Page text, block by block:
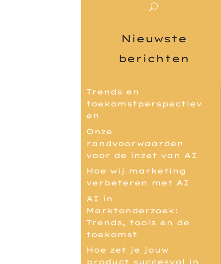
Nieuwste
berichten
Trends en
toekomstperspectiev
en
Onze
randvoorwaarden
voor de inzet van AI
Hoe wij marketing
verbeteren met AI
AI in
Marktonderzoek:
Trends, tools en de
toekomst
Hoe zet je jouw
product succesvol in